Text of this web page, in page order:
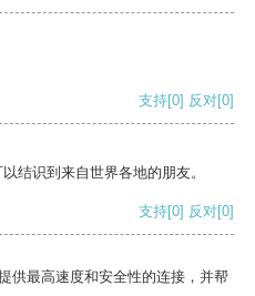
支持[0] 反对[0]
结识到来自世界各地的朋友。
支持[0] 反对[0]
供最高速度和安全性的连接，并帮